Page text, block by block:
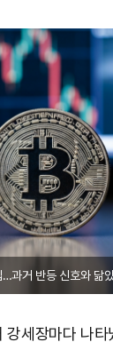
…과거 반등 신호와
세장마다 나타